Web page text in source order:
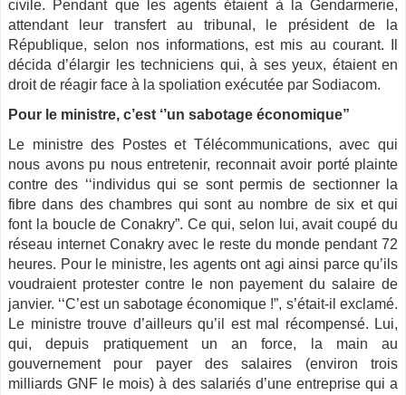
civile. Pendant que les agents étaient à la Gendarmerie,
attendant leur transfert au tribunal, le président de la
République, selon nos informations, est mis au courant. Il
décida d’élargir les techniciens qui, à ses yeux, étaient en
droit de réagir face à la spoliation exécutée par Sodiacom.
Pour le ministre, c’est ‘’un sabotage économique”
Le ministre des Postes et Télécommunications, avec qui
nous avons pu nous entretenir, reconnait avoir porté plainte
contre des ‘‘individus qui se sont permis de sectionner la
fibre dans des chambres qui sont au nombre de six et qui
font la boucle de Conakry”. Ce qui, selon lui, avait coupé du
réseau internet Conakry avec le reste du monde pendant 72
heures. Pour le ministre, les agents ont agi ainsi parce qu’ils
voudraient protester contre le non payement du salaire de
janvier. ‘‘C’est un sabotage économique !”, s’était-il exclamé.
Le ministre trouve d’ailleurs qu’il est mal récompensé. Lui,
qui, depuis pratiquement un an force, la main au
gouvernement pour payer des salaires (environ trois
milliards GNF le mois) à des salariés d’une entreprise qui a